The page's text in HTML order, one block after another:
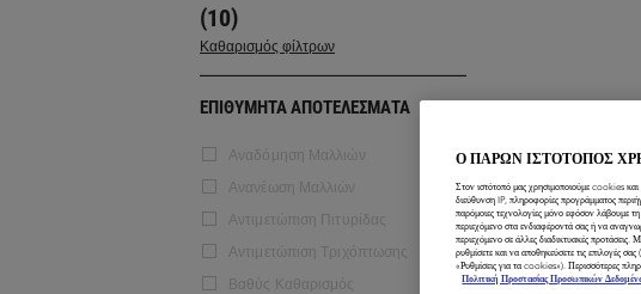
(10)
Καθαρισμός φίλτρων
ΕΠΙΘΥΜΗΤΑ ΑΠΟΤΕΛΕΣΜΑΤΑ
Αναδόμηση Μαλλιών
Ανανέωση Μαλλιών
Αντιμετώπιση Πιτυρίδας
Αντιμετώπιση Τριχόπτωσης
Βαθύς Καθαρισμός
Ο ΠΑΡΩΝ ΙΣΤΟΤΟΠΟΣ
Στον ιστότοπό μας χρησιμοποιούμε cookies
διεύθυνση IP, πληροφορίες προγράμματος
παρόμοιες τεχνολογίες μόνο εφόσον λάβουμε
περιεχόμενο στα ενδιαφέροντά σας ή να
περιεχόμενο σε άλλες διαδικτυακές
ρυθμίσετε και να αποθηκεύσετε τις επιλογές
«Ρυθμίσεις για τα cookies»). Περισσότερες
Πολιτική Προστασίας Προσωπικών